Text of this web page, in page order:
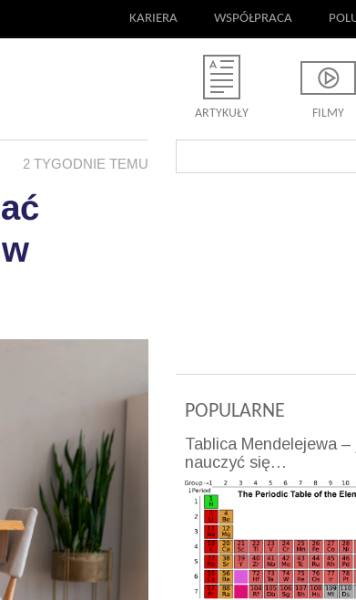
KARIERA WSPÓŁPRACA
ARTYKUŁY FILMY
2 TYGODNIE TEMU
POPULARNE
Tablica Mendelejewa
nauczyć się…